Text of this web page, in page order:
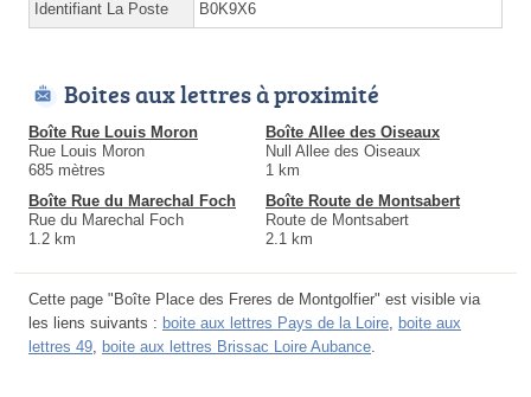
Identifiant La Poste B0K9X6
Boites aux lettres à proximité
Boîte Rue Louis Moron
Rue Louis Moron
685 mètres
Boîte Allee des Oiseaux
Null Allee des Oiseaux
1 km
Boîte Rue du Marechal Foch
Rue du Marechal Foch
1.2 km
Boîte Route de Montsabert
Route de Montsabert
2.1 km
Cette page "Boîte Place des Freres de Montgolfier" est visible via
les liens suivants : boite aux lettres Pays de la Loire, boite aux
lettres 49, boite aux lettres Brissac Loire Aubance.